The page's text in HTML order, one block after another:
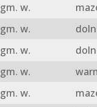
gm. w.
gm. w.
gm. w.
gm. w.
gm. w.